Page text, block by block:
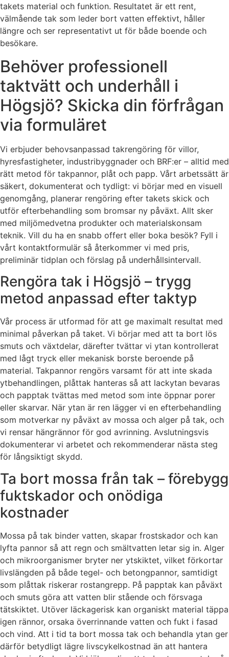
takets material och funktion. Resultatet är ett rent,
välmående tak som leder bort vatten effektivt, håller
längre och ser representativt ut för både boende och
besökare.
Behöver professionell
taktvätt och underhåll i
Högsjö? Skicka din förfrågan
via formuläret
Vi erbjuder behovsanpassad takrengöring för villor,
hyresfastigheter, industribyggnader och BRF:er – alltid med
rätt metod för takpannor, plåt och papp. Vårt arbetssätt är
säkert, dokumenterat och tydligt: vi börjar med en visuell
genomgång, planerar rengöring efter takets skick och
utför efterbehandling som bromsar ny påväxt. Allt sker
med miljömedvetna produkter och materialskonsam
teknik. Vill du ha en snabb offert eller boka besök? Fyll i
vårt kontaktformulär så återkommer vi med pris,
preliminär tidplan och förslag på underhållsintervall.
Rengöra tak i Högsjö – trygg
metod anpassad efter taktyp
Vår process är utformad för att ge maximalt resultat med
minimal påverkan på taket. Vi börjar med att ta bort lös
smuts och växtdelar, därefter tvättar vi ytan kontrollerat
med lågt tryck eller mekanisk borste beroende på
material. Takpannor rengörs varsamt för att inte skada
ytbehandlingen, plåttak hanteras så att lackytan bevaras
och papptak tvättas med metod som inte öppnar porer
eller skarvar. När ytan är ren lägger vi en efterbehandling
som motverkar ny påväxt av mossa och alger på tak, och
vi rensar hängrännor för god avrinning. Avslutningsvis
dokumenterar vi arbetet och rekommenderar nästa steg
för långsiktigt skydd.
Ta bort mossa från tak – förebygg
fuktskador och onödiga
kostnader
Mossa på tak binder vatten, skapar frostskador och kan
lyfta pannor så att regn och smältvatten letar sig in. Alger
och mikroorganismer bryter ner ytskiktet, vilket förkortar
livslängden på både tegel- och betongpannor, samtidigt
som plåttak riskerar rostangrepp. På papptak kan påväxt
och smuts göra att vatten blir stående och försvaga
tätskiktet. Utöver läckagerisk kan organiskt material täppa
igen rännor, orsaka överrinnande vatten och fukt i fasad
och vind. Att i tid ta bort mossa tak och behandla ytan ger
därför betydligt lägre livscykelkostnad än att hantera